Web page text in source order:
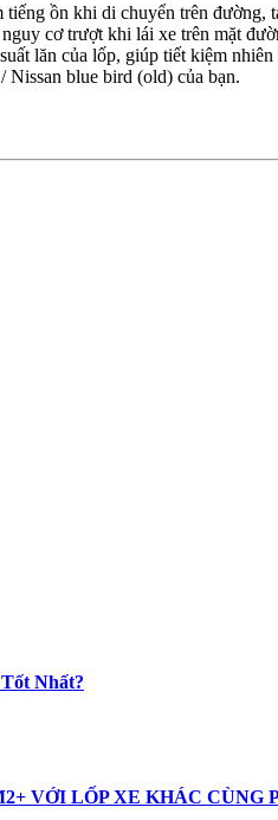
ồn khi di chuyển trên đường,
cơ trượt khi lái xe trên mặt
lăn của lốp, giúp tiết kiệm
blue bird (old) của bạn.
Nhất?
VỚI LỐP XE KHÁC CÙNG